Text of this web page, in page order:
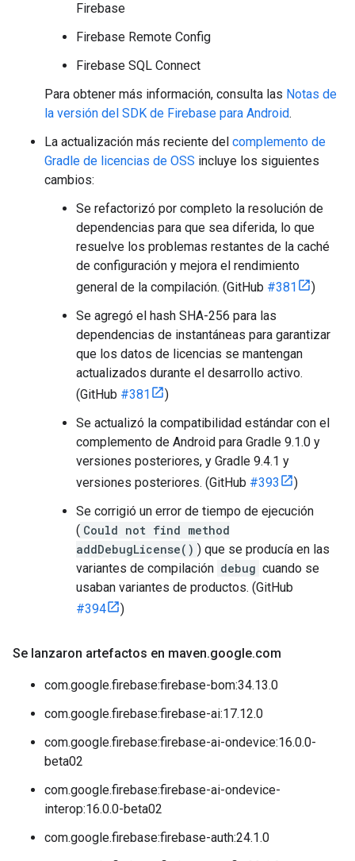
Firebase
Firebase Remote Config
Firebase SQL Connect
Para obtener más información, consulta las Notas de
la versión del SDK de Firebase para Android.
La actualización más reciente del complemento de
Gradle de licencias de OSS incluye los siguientes
cambios:
Se refactorizó por completo la resolución de
dependencias para que sea diferida, lo que
resuelve los problemas restantes de la caché
de configuración y mejora el rendimiento
general de la compilación. (GitHub #381
)
Se agregó el hash SHA-256 para las
dependencias de instantáneas para garantizar
que los datos de licencias se mantengan
actualizados durante el desarrollo activo.
(GitHub #381
)
Se actualizó la compatibilidad estándar con el
complemento de Android para Gradle 9.1.0 y
versiones posteriores, y Gradle 9.4.1 y
versiones posteriores. (GitHub #393
)
Se corrigió un error de tiempo de ejecución
( Could not find method
addDebugLicense() ) que se producía en las
variantes de compilación debug cuando se
usaban variantes de productos. (GitHub
#394
)
Se lanzaron artefactos en maven.google.com
com.google.firebase:firebase-bom:34.13.0
com.google.firebase:firebase-ai:17.12.0
com.google.firebase:firebase-ai-ondevice:16.0.0-
beta02
com.google.firebase:firebase-ai-ondevice-
interop:16.0.0-beta02
com.google.firebase:firebase-auth:24.1.0